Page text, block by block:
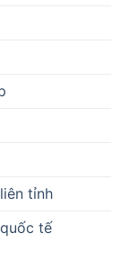
tỉnh
tế